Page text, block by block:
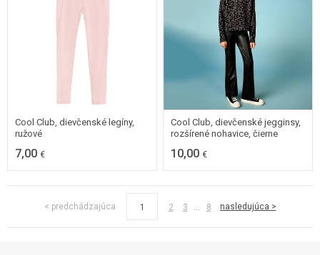
140
Cool Club, dievčenské legíny,
ružové
7,00 €
158
Cool Club, dievčenské jegginsy,
rozšírené nohavice, čierne
10,00 €
< predchádzajúca 1 2 3 ... 8 nasledujúca >